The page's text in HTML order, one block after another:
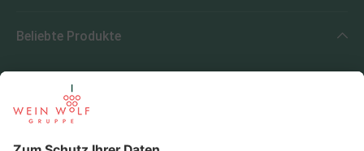
Beliebte Produkte
Beliebte Regionen
Beliebte Produzenten